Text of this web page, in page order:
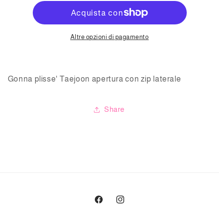
Altre opzioni di pagamento
Gonna plisse' Taejoon apertura con zip laterale
Share
FacebookInstagram